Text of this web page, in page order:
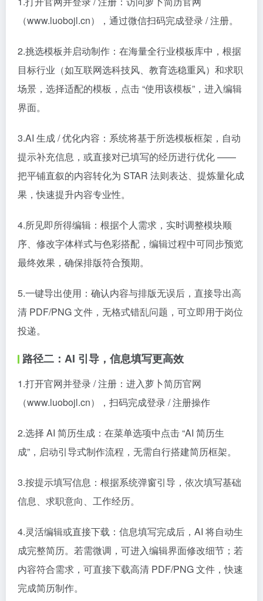
（www.luobojl.cn），通过微信扫码完成登录 / 注册。
2.挑选模板并启动制作：在海量全行业模板库中，根据
目标行业（如互联网选科技风、教育选稳重风）和求职
场景，选择适配的模板，点击 “使用该模板”，进入编辑
界面。
3.AI 生成 / 优化内容：系统将基于所选模板框架，自动
提示补充信息，或直接对已填写的经历进行优化 ——
把平铺直叙的内容转化为 STAR 法则表达、提炼量化成
果，快速提升内容专业性。
4.所见即所得编辑：根据个人需求，实时调整模块顺
序、修改字体样式与色彩搭配，编辑过程中可同步预览
最终效果，确保排版符合预期。
5.一键导出使用：确认内容与排版无误后，直接导出高
清 PDF/PNG 文件，无格式错乱问题，可立即用于岗位
投递。
路径二：AI 引导，信息填写更高效
1.打开官网并登录 / 注册：进入萝卜简历官网
（www.luobojl.cn），扫码完成登录 / 注册操作
2.选择 AI 简历生成：在菜单选项中点击 “AI 简历生
成”，启动引导式制作流程，无需自行搭建简历框架。
3.按提示填写信息：根据系统弹窗引导，依次填写基础
信息、求职意向、工作经历。
4.灵活编辑或直接下载：信息填写完成后，AI 将自动生
成完整简历。若需微调，可进入编辑界面修改细节；若
内容符合需求，可直接下载高清 PDF/PNG 文件，快速
完成简历制作。